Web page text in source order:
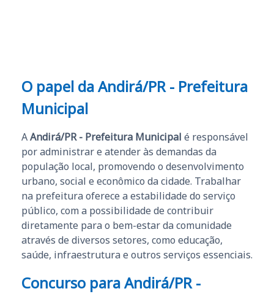
O papel da Andirá/PR - Prefeitura
Municipal
AAndirá/PR - Prefeitura Municipal é responsável
por administrar e atender às demandas da
população local, promovendo o desenvolvimento
urbano, social e econômico da cidade. Trabalhar
na prefeitura oferece a estabilidade do serviço
público, com a possibilidade de contribuir
diretamente para o bem-estar da comunidade
através de diversos setores, como educação,
saúde, infraestrutura e outros serviços essenciais.
Concurso para Andirá/PR -